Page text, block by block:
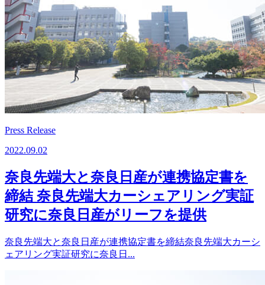
Press Release
2022.09.02
奈良先端大と奈良日産が連携協定書を
締結 奈良先端大カーシェアリング実証
研究に奈良日産がリーフを提供
奈良先端大と奈良日産が連携協定書を締結奈良先端大カーシ
ェアリング実証研究に奈良日...